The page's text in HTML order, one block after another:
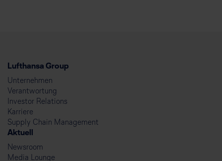
Lufthansa Group
Unternehmen
Verantwortung
Investor Relations
Karriere
Supply Chain Management
Aktuell
Newsroom
Media Lounge